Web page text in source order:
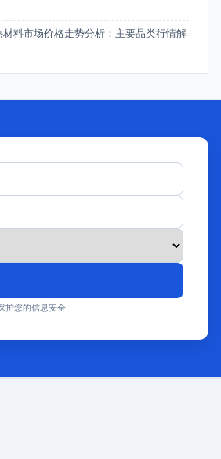
料市场价格走势分析：主要品类行情解
护您的信息安全